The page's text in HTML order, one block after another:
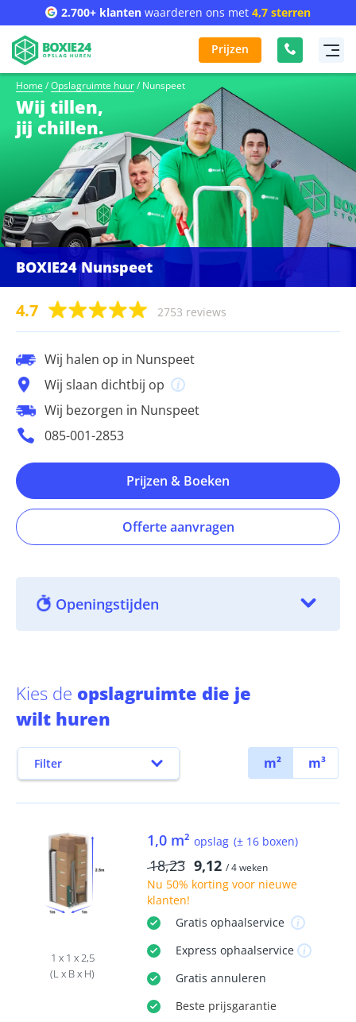
2.700+ klanten waarderen ons met 4,7 sterren
Prijzen
Home / Opslagruimte huur/ Nunspeet
Wij tillen,
jij chillen.
BOXIE24 Nunspeet
4.7 2753 reviews
Wij halen op in Nunspeet
Wij slaan dichtbij op
Wij bezorgen in Nunspeet
085-001-2853
Prijzen & Boeken
Offerte aanvragen
Openingstijden
Kies de opslagruimte die je
wilt huren
Filter m² m³
1 x 1 x 2,5
(L x B x H)
1,0 m² opslag (± 16 boxen)
18,23 9,12 / 4 weken
Nu 50% kortingvoor nieuwe
klanten!
Gratis ophaalservice
Express ophaalservice
Gratis annuleren
Beste prijsgarantie